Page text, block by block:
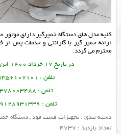
کلیه مدل هایدستگاه خمیرگیر دارای موتور
ارائه خمیر گیر با گارانتی و خدمات پس
محترم می گردد.
در تاریخ 17 خرداد 1400 این مطلب نوشته شده است.
تلفن : 09356107101 تورج امین فر
تلفن : 09378003488 ساسان پرتو
تلفن : 09128931339 منصور امین فر
دسته بندی :تجهیزات فست فود,دستگاه
تعداد بازدید : 4737